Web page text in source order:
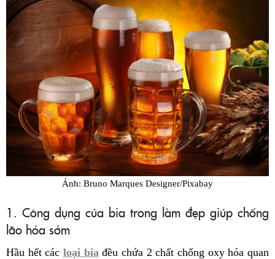
Ảnh: Bruno Marques Designer/Pixabay
1. Công dụng của bia trong làm đẹp giúp chống
lão hóa sớm
Hầu hết các loại bia đều chứa 2 chất chống oxy hóa quan